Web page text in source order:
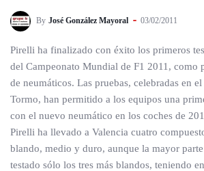
By José González Mayoral 03/02/2011
Pirelli ha finalizado con éxito los primeros
del Campeonato Mundial de F1 2011, como
de neumáticos. Las pruebas, celebradas en
Tormo, han permitido a los equipos una
con el nuevo neumático en los coches de
Pirelli ha llevado a Valencia cuatro
blando, medio y duro, aunque la mayor
testado sólo los tres más blandos, teniendo